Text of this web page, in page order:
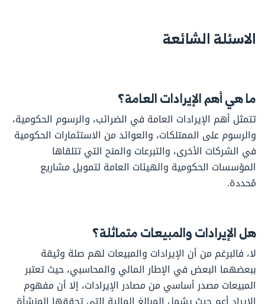
الاسئلة الشائعة
ما هي أهم الإيرادات العامة؟
تتمثل أهم الإيرادات العامة في الضرائب، والرسوم الحكومية،
والرسوم على الممتلكات، والعوائد من الاستثمارات الحكومية
في الشركات الأخرى، والتبرعات والمنح التي تتلقاها
المؤسسات الحكومية والهيئات العامة لتمويل مشاريع
مُحددة.
هل الإيرادات والمبيعات متماثلة؟
لا، فالبرغم من أن الإيرادات والمبيعات لهم صلة وثيقة
ببعضهما البعض في الإطار المالي والمحاسبي، حيث تعتبر
المبيعات مصدر أساسي من مصادر الإيرادات، إلا أن مفهوم